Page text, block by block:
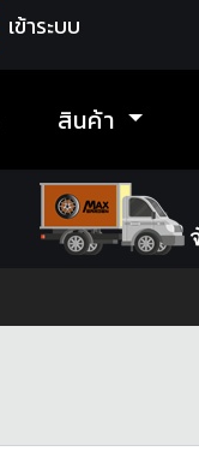
เข้าระบบ
สินค้า